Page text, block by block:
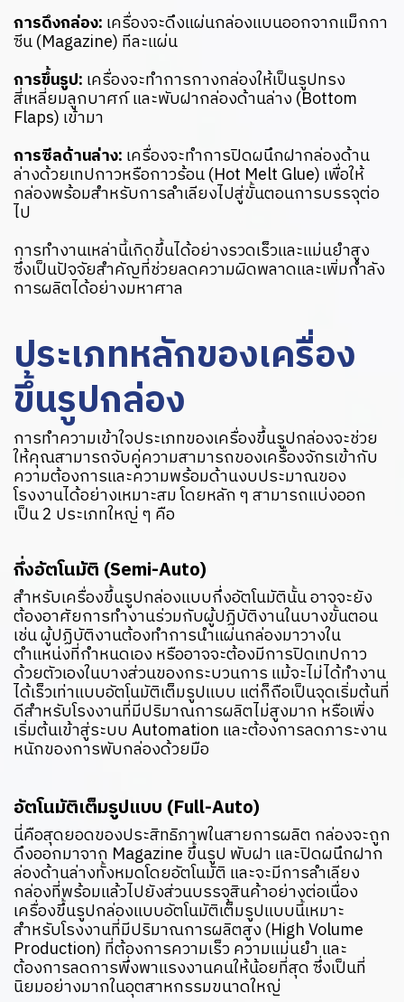
การดึงกล่อง: เครื่องจะดึงแผ่นกล่องแบนออกจากแม็กกา
ซีน (Magazine) ทีละแผ่น
การขึ้นรูป: เครื่องจะทำการกางกล่องให้เป็นรูปทรง
สี่เหลี่ยมลูกบาศก์ และพับฝากล่องด้านล่าง (Bottom
Flaps) เข้ามา
การซีลด้านล่าง: เครื่องจะทำการปิดผนึกฝากล่องด้าน
ล่างด้วยเทปกาวหรือกาวร้อน (Hot Melt Glue) เพื่อให้
กล่องพร้อมสำหรับการลำเลียงไปสู่ขั้นตอนการบรรจุต่อ
ไป
การทำงานเหล่านี้เกิดขึ้นได้อย่างรวดเร็วและแม่นยำสูง
ซึ่งเป็นปัจจัยสำคัญที่ช่วยลดความผิดพลาดและเพิ่มกำลัง
การผลิตได้อย่างมหาศาล
ประเภทหลักของเครื่อง
ขึ้นรูปกล่อง
การทำความเข้าใจประเภทของเครื่องขึ้นรูปกล่องจะช่วย
ให้คุณสามารถจับคู่ความสามารถของเครื่องจักรเข้ากับ
ความต้องการและความพร้อมด้านงบประมาณของ
โรงงานได้อย่างเหมาะสม โดยหลัก ๆ สามารถแบ่งออก
เป็น 2 ประเภทใหญ่ ๆ คือ
กึ่งอัตโนมัติ (Semi-Auto)
สำหรับเครื่องขึ้นรูปกล่องแบบกึ่งอัตโนมัตินั้น อาจจะยัง
ต้องอาศัยการทำงานร่วมกับผู้ปฏิบัติงานในบางขั้นตอน
เช่น ผู้ปฏิบัติงานต้องทำการนำแผ่นกล่องมาวางใน
ตำแหน่งที่กำหนดเอง หรืออาจจะต้องมีการปิดเทปกาว
ด้วยตัวเองในบางส่วนของกระบวนการ แม้จะไม่ได้ทำงาน
ได้เร็วเท่าแบบอัตโนมัติเต็มรูปแบบ แต่ก็ถือเป็นจุดเริ่มต้นที่
ดีสำหรับโรงงานที่มีปริมาณการผลิตไม่สูงมาก หรือเพิ่ง
เริ่มต้นเข้าสู่ระบบ Automation และต้องการลดภาระงาน
หนักของการพับกล่องด้วยมือ
อัตโนมัติเต็มรูปแบบ (Full-Auto)
นี่คือสุดยอดของประสิทธิภาพในสายการผลิต กล่องจะถูก
ดึงออกมาจาก Magazine ขึ้นรูป พับฝา และปิดผนึกฝาก
ล่องด้านล่างทั้งหมดโดยอัตโนมัติ และจะมีการลำเลียง
กล่องที่พร้อมแล้วไปยังส่วนบรรจุสินค้าอย่างต่อเนื่อง
เครื่องขึ้นรูปกล่องแบบอัตโนมัติเต็มรูปแบบนี้เหมาะ
สำหรับโรงงานที่มีปริมาณการผลิตสูง (High Volume
Production) ที่ต้องการความเร็ว ความแม่นยำ และ
ต้องการลดการพึ่งพาแรงงานคนให้น้อยที่สุด ซึ่งเป็นที่
นิยมอย่างมากในอุตสาหกรรมขนาดใหญ่